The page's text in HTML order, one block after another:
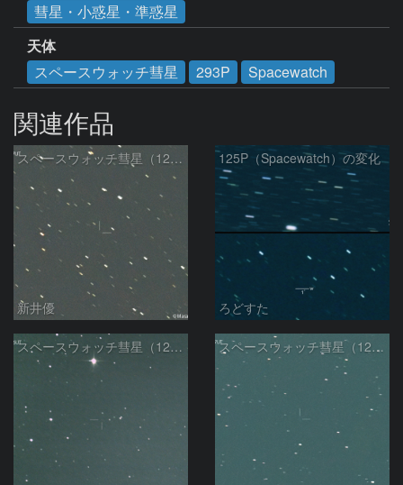
彗星・小惑星・準惑星
天体
スペースウォッチ彗星
293P Spacewatch
関連作品
スペースウォッチ彗星（125P)：2024/08/12
新井優
125P（Spacewatch）の変化
ろどすた
スペースウォッチ彗星（125P)：2024/07/05 スペースウォッチ彗星（125P)：2024/06/12